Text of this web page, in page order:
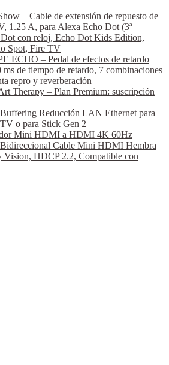
– Cable de extensión de repuesto de
1.25 A, para Alexa Echo Dot (3ª
con reloj, Echo Dot Kids Edition,
Spot, Fire TV
ECHO – Pedal de efectos de retardo
ms de tiempo de retardo, 7 combinaciones
repro y reverberación
Therapy – Plan Premium: suscripción
Reducción LAN Ethernet para
o para Stick Gen 2
Mini HDMI a HDMI 4K 60Hz
Cable Mini HDMI Hembra
Vision, HDCP 2.2, Compatible con